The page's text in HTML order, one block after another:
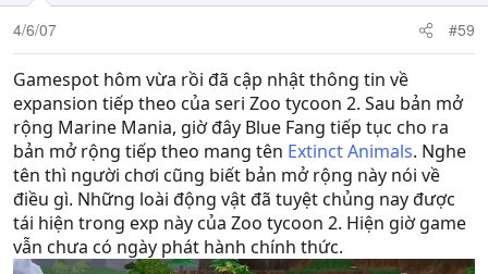
4/6/07 #59
Gamespot hôm vừa rồi đã cập nhật thông tin về
expansion tiếp theo của seri Zoo tycoon 2. Sau bản mở
rộng Marine Mania, giờ đây Blue Fang tiếp tục cho ra
bản mở rộng tiếp theo mang tên Extinct Animals. Nghe
tên thì người chơi cũng biết bản mở rộng này nói về
điều gì. Những loài động vật đã tuyệt chủng nay được
tái hiện trong exp này của Zoo tycoon 2. Hiện giờ game
vẫn chưa có ngày phát hành chính thức.